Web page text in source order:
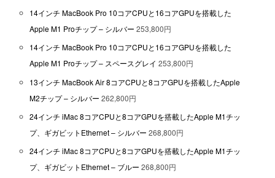
14インチ MacBook Pro 10コアCPUと16コアGPUを搭載した
Apple M1 Proチップ – シルバー 253,800円
14インチ MacBook Pro 10コアCPUと16コアGPUを搭載した
Apple M1 Proチップ – スペースグレイ 253,800円
13インチ MacBook Air 8コアCPUと8コアGPUを搭載したApple
M2チップ – シルバー 262,800円
24インチ iMac 8コアCPUと8コアGPUを搭載したApple M1チッ
プ、ギガビットEthernet – シルバー 268,800円
24インチ iMac 8コアCPUと8コアGPUを搭載したApple M1チッ
プ、ギガビットEthernet – ブルー 268,800円